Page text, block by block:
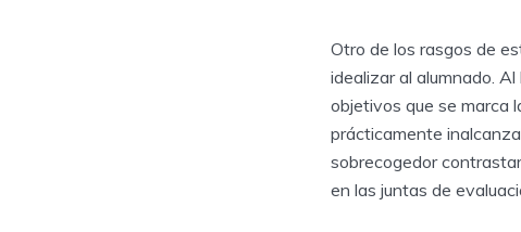
Otro de los rasgos de
idealizar al alumnado.
objetivos que se marca
prácticamente
sobrecogedor
en las juntas de